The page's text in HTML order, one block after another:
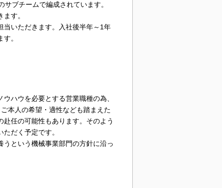
ブチームで編成されています。
す。
当いただきます。入社後半年～1年
。
ハウを必要とする営業職種の為、
本人の希望・適性なども踏まえた
赴任の可能性もあります。そのよう
だく予定です。
という機械事業部門の方針に沿っ